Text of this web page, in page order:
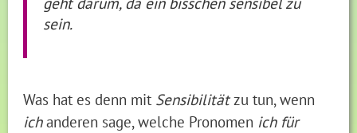
sein.
Was hat es denn mit Sensibilitätzu tun, wenn
ichanderen sage, welche Pronomen ich für